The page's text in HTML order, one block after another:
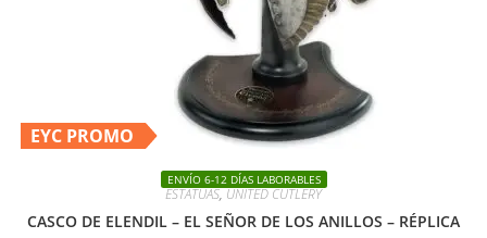
EYC PROMO
ENVÍO 6-12 DÍAS LABORABLES
ESTATUAS,UNITED CUTLERY
CASCO DE ELENDIL – EL SEÑOR DE LOS ANILLOS – RÉPLICA